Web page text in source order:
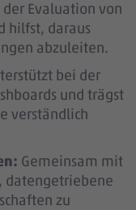
Evaluation von
hilfst, daraus
abzuleiten.
bei der
und trägst
verständlich
Gemeinsam mit
datengetriebene
zu